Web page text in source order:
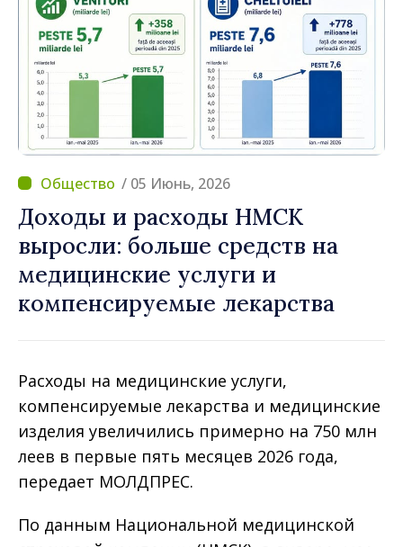
/ 05 Июнь, 2026
Доходы и расходы НМСК
выросли: больше средств на
медицинские услуги и
компенсируемые лекарства
Расходы на медицинские услуги,
компенсируемые лекарства и медицинские
изделия увеличились примерно на 750 млн
леев в первые пять месяцев 2026 года,
передает МОЛДПРЕС.
По данным Национальной медицинской